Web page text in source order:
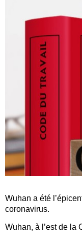
Wuhan a été
coronavirus.
Wuhan, à l’est de la